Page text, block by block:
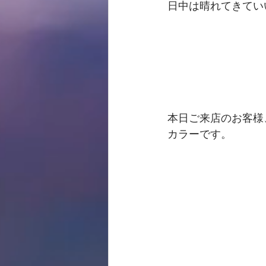
日中は晴れてきて
本日ご来店のお客様
カラーです。